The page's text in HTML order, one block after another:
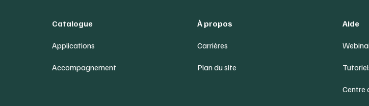
Catalogue
Applications
Accompagnement
À propos
Carrières
Plan du site
Aide
Centre